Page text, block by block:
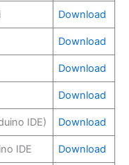
Download
Download
Download
Download
IDE) Download
IDE Download